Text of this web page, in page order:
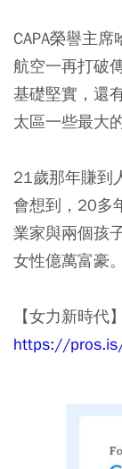
CAPA榮譽主
航空一再打破
基礎堅實，還
太區一些最大
21歲那年賺到
會想到，20多
業家與兩個孩
女性億萬富豪。
【女力新時
https://